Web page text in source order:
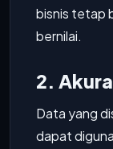
bisnis tetap
bernilai.
2.
Data yang
dapat